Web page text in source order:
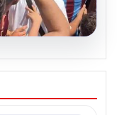
gelen
ettiler!